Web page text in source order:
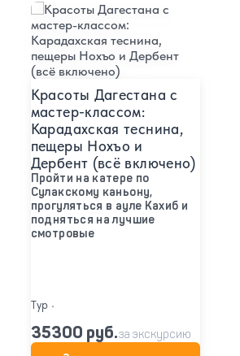
Красоты Дагестана с
мастер-классом:
Карадахская теснина,
пещеры Нохъо и
Дербент (всё включено)
Пройти на катере по
Сулакскому каньону,
прогуляться в ауле Кахиб и
подняться на лучшие
смотровые
Тур•
35300 руб.за экскурсию
Подробнее